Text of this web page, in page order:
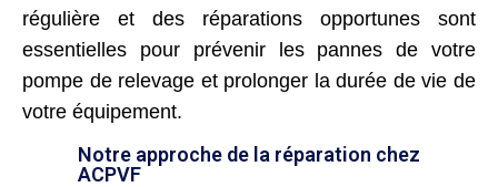
régulière et des réparations opportunes sont
essentielles pour prévenir les pannes de votre
pompe de relevage et prolonger la durée de vie de
votre équipement.
Notre approche de la réparation chez
ACPVF